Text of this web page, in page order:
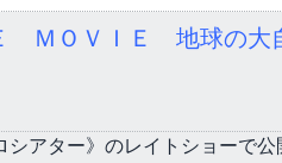
ＭＯＶＩＥ 地球の大
アター》のレイトショーで